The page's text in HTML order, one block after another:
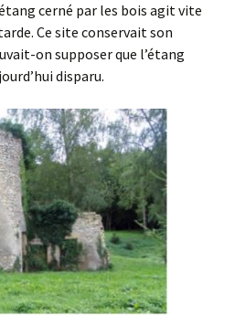
cerné par les bois agit vite
Ce site conservait son
on supposer que l’étang
disparu.